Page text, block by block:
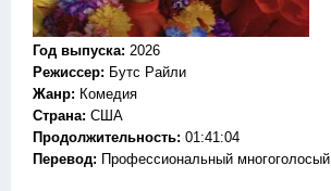
Год выпуска: 2026
Режиссер: Бутс Райли
Жанр: Комедия
Страна: США
Продолжительность: 01:41:04
Перевод: Профессиональный многоголосый